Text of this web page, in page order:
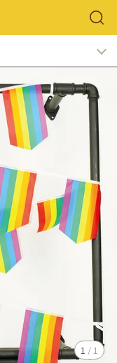
1 / 1